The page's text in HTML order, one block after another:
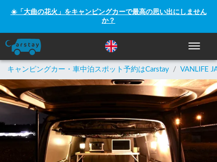
☀️「大曲の花火」をキャンピングカーで最高の思い出にしません
か？
ナビゲ
キャンピングカー・車中泊スポット予約はCarstay / VANLIFE